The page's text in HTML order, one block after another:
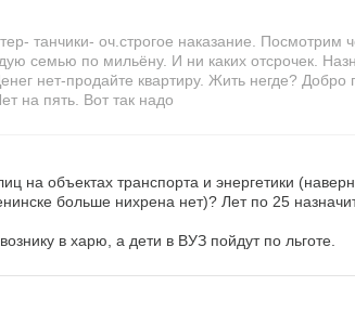
танчики- оч.строгое наказание. Посмотрим
семью по мильёну. И ни каких отсрочек.
нет-продайте квартиру. Жить негде? Добро
на пять. Вот так надо
на объектах транспорта и энергетики
больше нихрена нет)? Лет по 25
в харю, а дети в ВУЗ пойдут по льготе.